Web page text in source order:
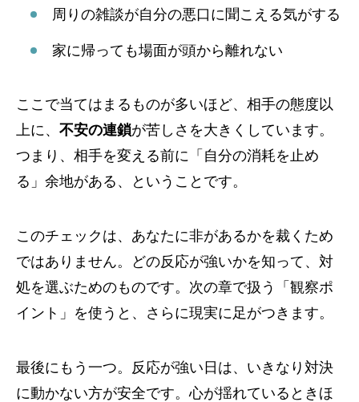
周りの雑談が自分の悪口に聞こえる気がする
家に帰っても場面が頭から離れない
ここで当てはまるものが多いほど、相手の態度以
上に、 不安の連鎖が苦しさを大きくしています。
つまり、相手を変える前に「自分の消耗を止め
る」余地がある、ということです。
このチェックは、あなたに非があるかを裁くため
ではありません。どの反応が強いかを知って、対
処を選ぶためのものです。次の章で扱う「観察ポ
イント」を使うと、さらに現実に足がつきます。
最後にもう一つ。反応が強い日は、いきなり対決
に動かない方が安全です。心が揺れているときほ